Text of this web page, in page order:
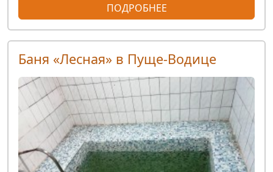
ПОДРОБНЕЕ
Баня «Лесная» в Пуще-Водице